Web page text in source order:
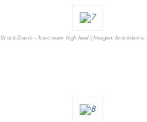
Brock Davis - Ice cream high heel (Imagen: brockdavis,